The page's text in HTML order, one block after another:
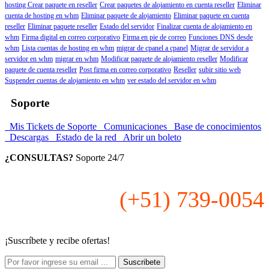
hosting Crear paquete en reseller Crear paquetes de alojamiento en cuenta reseller Eliminar
cuenta de hosting en whm Eliminar paquete de alojamiento Eliminar paquete en cuenta
reseller Eliminar paquete reseller Estado del servidor Finalizar cuenta de alojamiento en
whm Firma digital en correo corporativo Firma en pie de correo Funciones DNS desde
whm Lista cuentas de hosting en whm migrar de cpanel a cpanel Migrar de servidor a
servidor en whm migrar en whm Modificar paquete de alojamiento reseller Modificar
paquete de cuenta reseller Post firma en correo corporativo Reseller subir sitio web
Suspender cuentas de alojamiento en whm ver estado del servidor en whm
Soporte
Mis Tickets de Soporte Comunicaciones
Base de conocimientos
Descargas
Estado de la red
Abrir un boleto
¿CONSULTAS? Soporte 24/7
(+51) 739-0054
¡Suscríbete y recibe ofertas!